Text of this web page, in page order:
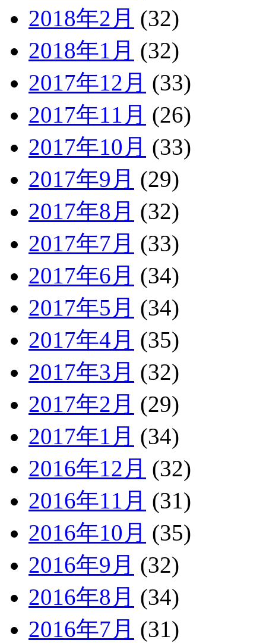
2018年2月 (32)
2018年1月 (32)
2017年12月 (33)
2017年11月 (26)
2017年10月 (33)
2017年9月 (29)
2017年8月 (32)
2017年7月 (33)
2017年6月 (34)
2017年5月 (34)
2017年4月 (35)
2017年3月 (32)
2017年2月 (29)
2017年1月 (34)
2016年12月 (32)
2016年11月 (31)
2016年10月 (35)
2016年9月 (32)
2016年8月 (34)
2016年7月 (31)